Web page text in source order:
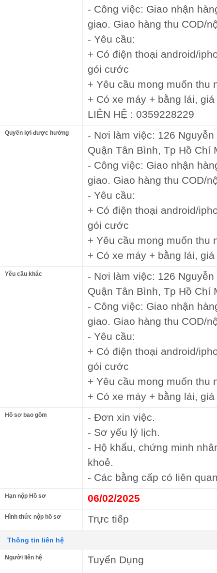
- Công việc: Giao nhận
giao. Giao hàng thu COD/
- Yêu cầu:
+ Có điện thoại android/
gói cước
+ Yêu cầu mong muốn thu
+ Có xe máy + bằng lái,
LIÊN HỆ : 0359228229
Quyền lợi được hưởng
- Nơi làm việc: 126
Quận Tân Bình, Tp Hồ Chí
- Công việc: Giao nhận
giao. Giao hàng thu COD/
- Yêu cầu:
+ Có điện thoại android/
gói cước
+ Yêu cầu mong muốn thu
+ Có xe máy + bằng lái,
Yêu cầu khác
- Nơi làm việc: 126
Quận Tân Bình, Tp Hồ Chí
- Công việc: Giao nhận
giao. Giao hàng thu COD/
- Yêu cầu:
+ Có điện thoại android/
gói cước
+ Yêu cầu mong muốn thu
+ Có xe máy + bằng lái,
Hồ sơ bao gồm
- Đơn xin việc.
- Sơ yếu lý lịch.
- Hộ khẩu, chứng minh
khoẻ.
- Các bằng cấp có liên
Hạn nộp Hồ sơ 06/02/2025
Hình thức nộp hồ sơ Trực tiếp
Thông tin liên hệ
Người liên hệ Tuyển Dụng